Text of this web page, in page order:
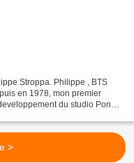
Stroppa. Philippe , BTS
en 1978, mon premier
du studio Pons,
>